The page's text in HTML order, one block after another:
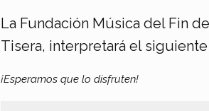
La Fundación Música del Fin
Tisera, interpretará el
¡Esperamos que lo disfruten!